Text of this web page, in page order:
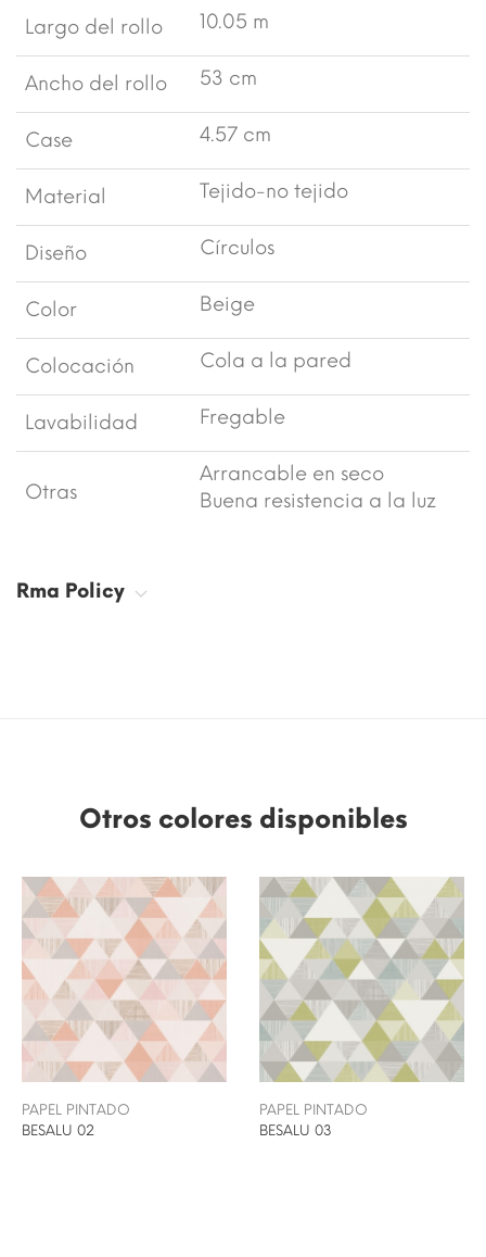
Largo del rollo 10.05 m
Ancho del rollo 53 cm
Case 4.57 cm
Material Tejido-no tejido
Diseño Círculos
Color Beige
Colocación Cola a la pared
Lavabilidad Fregable
Otras
Arrancable en seco
Buena resistencia a la luz
Rma Policy
Otros colores disponibles
PAPEL PINTADO
BESALU 02
PAPEL PINTADO
BESALU 03